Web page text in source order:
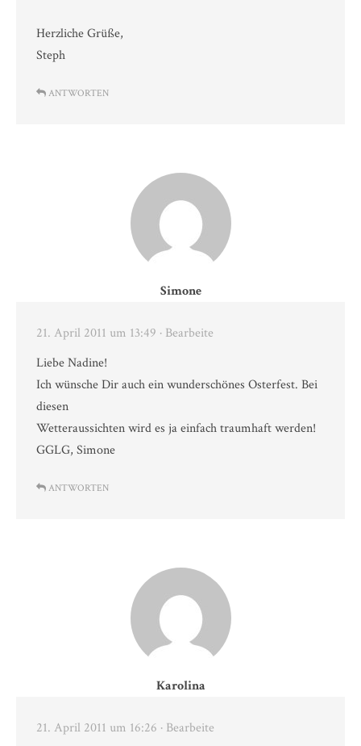
Herzliche Grüße,
Steph
ANTWORTEN
Simone
21. April 2011 um 13:49 · Bearbeite
Liebe Nadine!
Ich wünsche Dir auch ein wunderschönes Osterfest. Bei
diesen
Wetteraussichten wird es ja einfach traumhaft werden!
GGLG, Simone
ANTWORTEN
Karolina
21. April 2011 um 16:26 · Bearbeite